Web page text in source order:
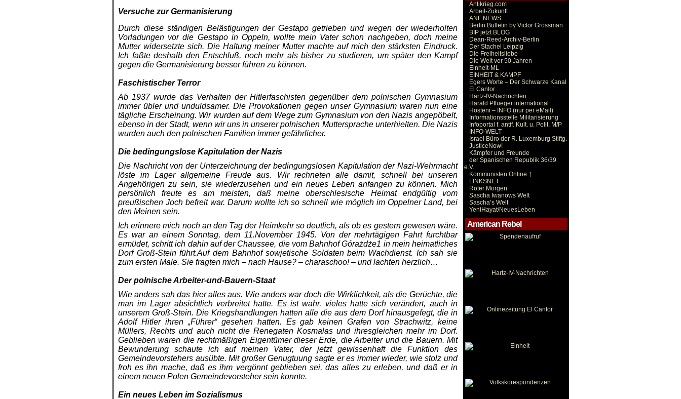
Versuche zur Germanisierung
Durch diese ständigen Belästigungen der Gestapo getrieben und wegen der wiederholten
Vorladungen vor die Gestapo in Oppeln, wollte mein Vater schon nachgeben, doch meine
Mutter widersetzte sich. Die Haltung meiner Mutter machte auf mich den stärksten Eindruck.
Ich faßte deshalb den Entschluß, noch mehr als bisher zu studieren, um später den Kampf
gegen die Germanisierung besser führen zu können.
Faschistischer Terror
Ab 1937 wurde das Verhalten der Hitlerfaschisten gegenüber dem pol­nischen Gymnasium
immer übler und unduldsamer. Die Provokationen gegen unser Gymnasium waren nun eine
tägliche Erscheinung. Wir wurden auf dem Wege zum Gymnasium von den Nazis angepöbelt,
ebenso in der Stadt, wenn wir uns in unserer polnischen Muttersprache unterhielten. Die Nazis
wurden auch den polnischen Familien immer gefährlicher.
Die bedingungslose Kapitulation der Nazis
Die Nachricht von der Unterzeichnung der bedingungslosen Kapitu­lation der Nazi-Wehrmacht
löste im Lager allgemeine Freude aus. Wir rechneten alle damit, schnell bei unseren
Angehörigen zu sein, sie wieder­zusehen und ein neues Leben anfangen zu können. Mich
persönlich freute es am meisten, daß meine oberschlesische Heimat endgültig vom
preußischen Joch befreit war. Darum wollte ich so schnell wie möglich im Oppelner Land, bei
den Meinen sein.
Ich erinnere mich noch an den Tag der Heimkehr so deutlich, als ob es gestern gewesen wäre.
Es war an einem Sonntag, dem 11.November 1945. Von der mehrtägigen Fahrt furchtbar
ermüdet, schritt ich dahin auf der Chaussee, die vom Bahnhof Górażdże1 in mein heimatliches
Dorf Groß-Stein führt.Auf dem Bahnhof sowjetische Soldaten beim Wachdienst. Ich sah sie
zum ersten Male. Sie fragten mich – nach Hause? – charaschoo! – und lachten herzlich…
Der polnische Arbeiter-und-Bauern-Staat
Wie anders sah das hier alles aus. Wie anders war doch die Wirklichkeit, als die Gerüchte, die
man im Lager absichtlich verbreitet hatte. Es ist wahr, vieles hatte sich verändert, auch in
unserem Groß-Stein. Die Kriegshand­lungen hatten alle die aus dem Dorf hinausgefegt, die in
Adolf Hitler ihren „Führer“ gesehen hatten. Es gab keinen Grafen von Strachwitz, keine
Müllers, Rechts und auch nicht die Renegaten Kosmalas und ihresgleichen mehr im Dorf.
Geblieben waren die rechtmäßigen Eigentümer dieser Erde, die Arbeiter und die Bauern. Mit
Bewunderung schaute ich auf meinen Vater, der jetzt gewissenhaft die Funktion des
Gemeindevorstehers ausübte. Mit großer Genugtuung sagte er es immer wieder, wie stolz und
froh es ihn mache, daß es ihm ver­gönnt geblieben sei, das alles zu erleben, und daß er in
einem neuen Polen Gemeindevorsteher sein konnte.
Ein neues Leben im Sozialismus
Antikrieg.com
Arbeit-Zukunft
ANF NEWS
Berlin Bulletin by Victor Grossman
BIP jetzt BLOG
Dean-Reed-Archiv-Berlin
Der Stachel Leipzig
Die Freiheitsliebe
Die Welt vor 50 Jahren
Einheit-ML
EINHEIT & KAMPF
Egers Worte – Der Schwarze Kanal
El Cantor
Hartz-IV-Nachrichten
Harald Pflueger international
Hosteni – INFO (nur per eMail)
Informationsstelle Militarisierung
Infoportal f. antif. Kult. u. Polit. M/P
INFO-WELT
Israel Büro der R. Luxemburg Stiftg.
JusticeNow!
Kämpfer und Freunde
der Spanischen Republik 36/39
e.V.
Kommunisten Online †
LINKSNET
Roter Morgen
Sascha Iwanows Welt
Sascha’s Welt
YeniHayat/NeuesLeben
American Rebel